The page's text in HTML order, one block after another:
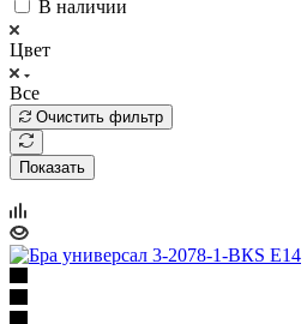
В наличии
Цвет
Все
Очистить фильтр
Показать